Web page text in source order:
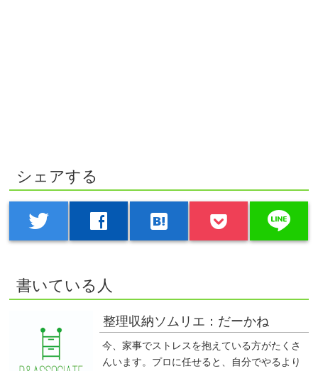
シェアする
twitter facebook hatenabookmark line
書いている人
整理収納ソムリエ：だーかね
今、家事でストレスを抱えている方がたくさ
んいます。プロに任せると、自分でやるより